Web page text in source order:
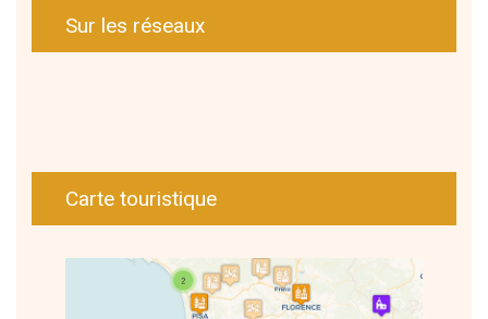
Sur les réseaux
Carte touristique